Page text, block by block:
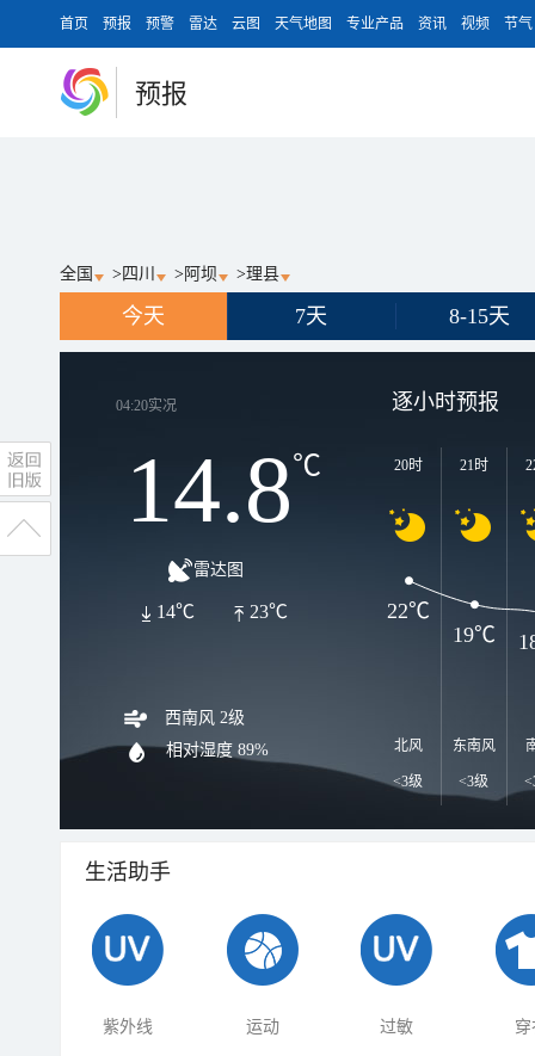
首页 预报 预警 雷达 云图 天气地图 专业产品 资讯 视频 节气
预报
全国 > 四川 > 阿坝 >理县
今天 7天 8-15天
04:20实况
14.8℃
雷达图
23℃
14℃
西南风 2级
相对湿度 89%
逐小时预报
20时
北风
<3级
21时
东南风
<3级
22℃
19℃
生活助手
紫外线 运动 过敏 穿